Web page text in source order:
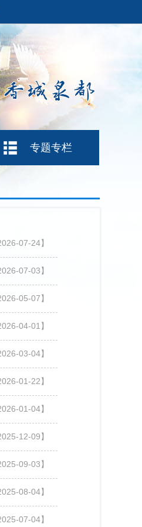
专题专栏
07-24】
07-03】
05-07】
04-01】
03-04】
01-22】
01-04】
12-09】
09-03】
08-04】
07-04】